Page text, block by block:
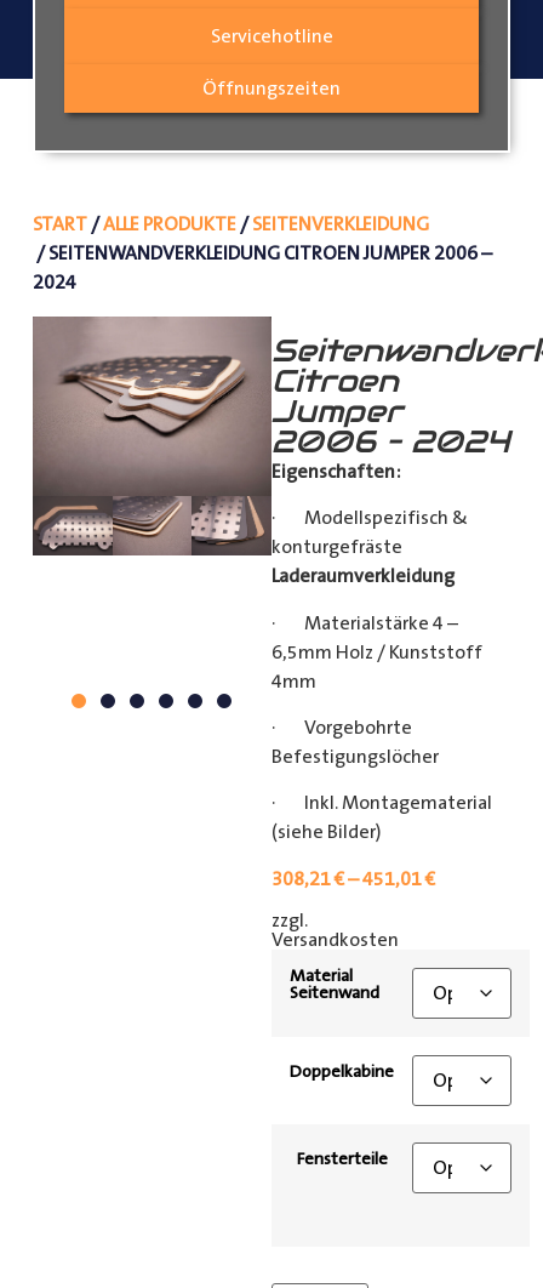
Servicehotline
Öffnungszeiten
START/ALLE PRODUKTE/SEITENVERKLEIDUNG
/ SEITENWANDVERKLEIDUNG CITROEN JUMPER 2006 –
2024
Citroen
Jumper
2006 – 2024
Eigenschaften:
· Modellspezifisch &
konturgefräste
Laderaumverkleidung
· Materialstärke 4 –
6,5mm Holz / Kunststoff
4mm
· Vorgebohrte
Befestigungslöcher
· Inkl. Montagematerial
(siehe Bilder)
308,21€–451,01€
zzgl.
Versandkosten
Material
Seitenwand
Doppelkabine
Fensterteile